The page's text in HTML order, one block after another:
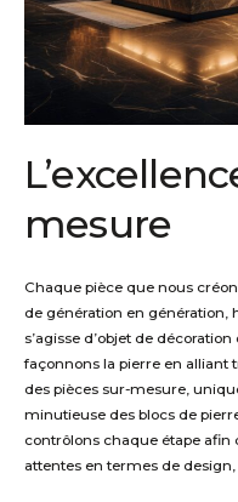
mesure
Chaque pièce que nous
de génération en génération,
s’agisse d’objet de
façonnons la pierre en alliant
des pièces sur-mesure,
minutieuse des blocs de
contrôlons chaque étape afin
attentes en termes de